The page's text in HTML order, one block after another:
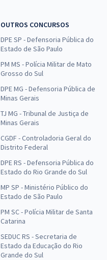
OUTROS CONCURSOS
DPE SP - Defensoria Pública do
Estado de São Paulo
PM MS - Polícia Militar de Mato
Grosso do Sul
DPE MG - Defensoria Pública de
Minas Gerais
TJ MG - Tribunal de Justiça de
Minas Gerais
CGDF - Controladoria Geral do
Distrito Federal
DPE RS - Defensoria Pública do
Estado do Rio Grande do Sul
MP SP - Ministério Público do
Estado de São Paulo
PM SC - Polícia Militar de Santa
Catarina
SEDUC RS - Secretaria de
Estado da Educação do Rio
Grande do Sul